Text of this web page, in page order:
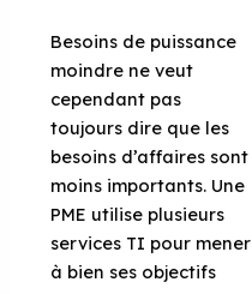
Besoins de puissance
moindre ne veut
cependant pas
toujours dire que les
besoins d’affaires sont
moins importants. Une
PME utilise plusieurs
services TI pour mener
à bien ses objectifs